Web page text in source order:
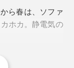
ら春は、ソファ
ホカ。静電気の